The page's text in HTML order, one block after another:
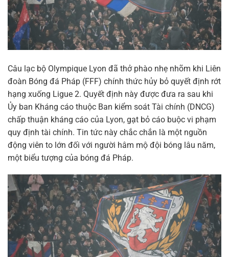
Câu lạc bộ Olympique Lyon đã thở phào nhẹ nhõm khi Liên
đoàn Bóng đá Pháp (FFF) chính thức hủy bỏ quyết định rớt
hạng xuống Ligue 2. Quyết định này được đưa ra sau khi
Ủy ban Kháng cáo thuộc Ban kiểm soát Tài chính (DNCG)
chấp thuận kháng cáo của Lyon, gạt bỏ cáo buộc vi phạm
quy định tài chính. Tin tức này chắc chắn là một nguồn
động viên to lớn đối với người hâm mộ đội bóng lâu năm,
một biểu tượng của bóng đá Pháp.